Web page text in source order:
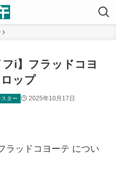
フi】フラッドコヨ
ップ
ター 2025年10月17日
ラッドコヨーテ につい